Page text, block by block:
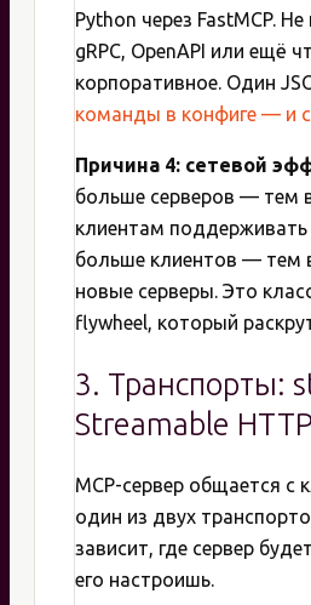
Python через FastMCP.
gRPC, OpenAPI или ещё
корпоративное. Один
команды в конфиге — и
Причина 4: сетевой
больше серверов — тем
клиентам поддерживать
больше клиентов — тем
новые серверы. Это
flywheel, который
3. Транспорты:
Streamable HTTP
MCP-сервер общается с
один из двух
зависит, где сервер
его настроишь.